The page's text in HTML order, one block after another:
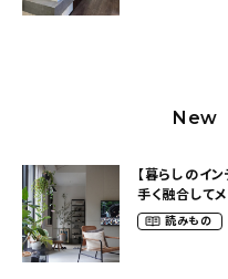
New
【暮らしのイ
手く融合して
らす（ki_no_ie
読みもの